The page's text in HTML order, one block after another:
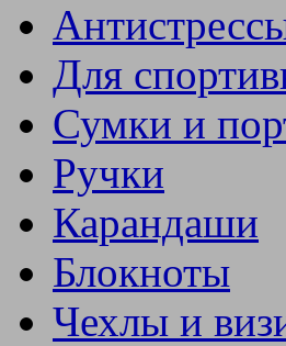
Для
Сумки и
Ручки
Карандаши
Блокноты
Чехлы и